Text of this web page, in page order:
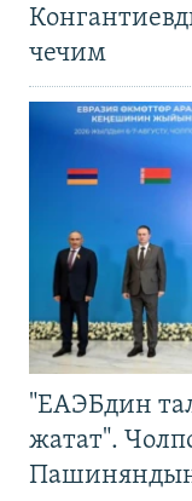
чечим
"ЕАЭБдин
жатат".